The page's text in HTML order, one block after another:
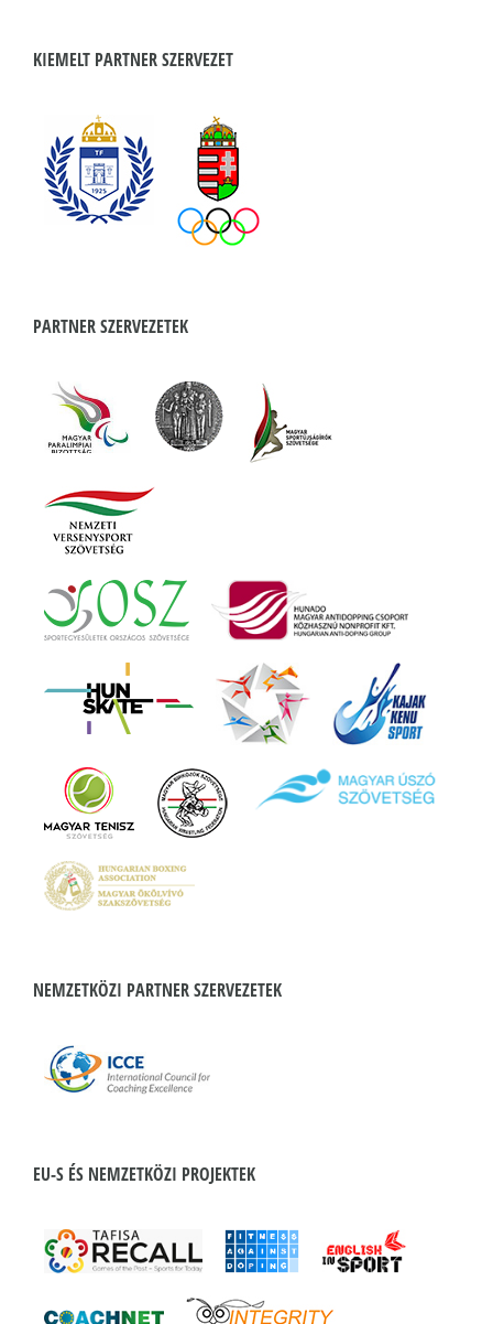
KIEMELT PARTNER SZERVEZET
PARTNER SZERVEZETEK
NEMZETKÖZI PARTNER SZERVEZETEK
EU-S ÉS NEMZETKÖZI PROJEKTEK